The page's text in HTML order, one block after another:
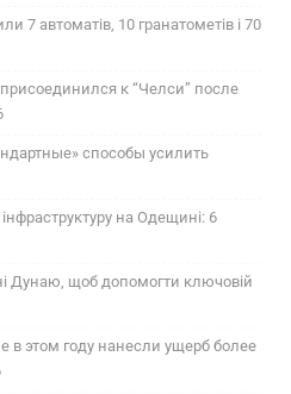
7 автоматів, 10 гранатометів і 70
к “Челси” после
способы усилить
на Одещині: 6
Дунаю, щоб допомогти ключовій
этом году нанесли ущерб более